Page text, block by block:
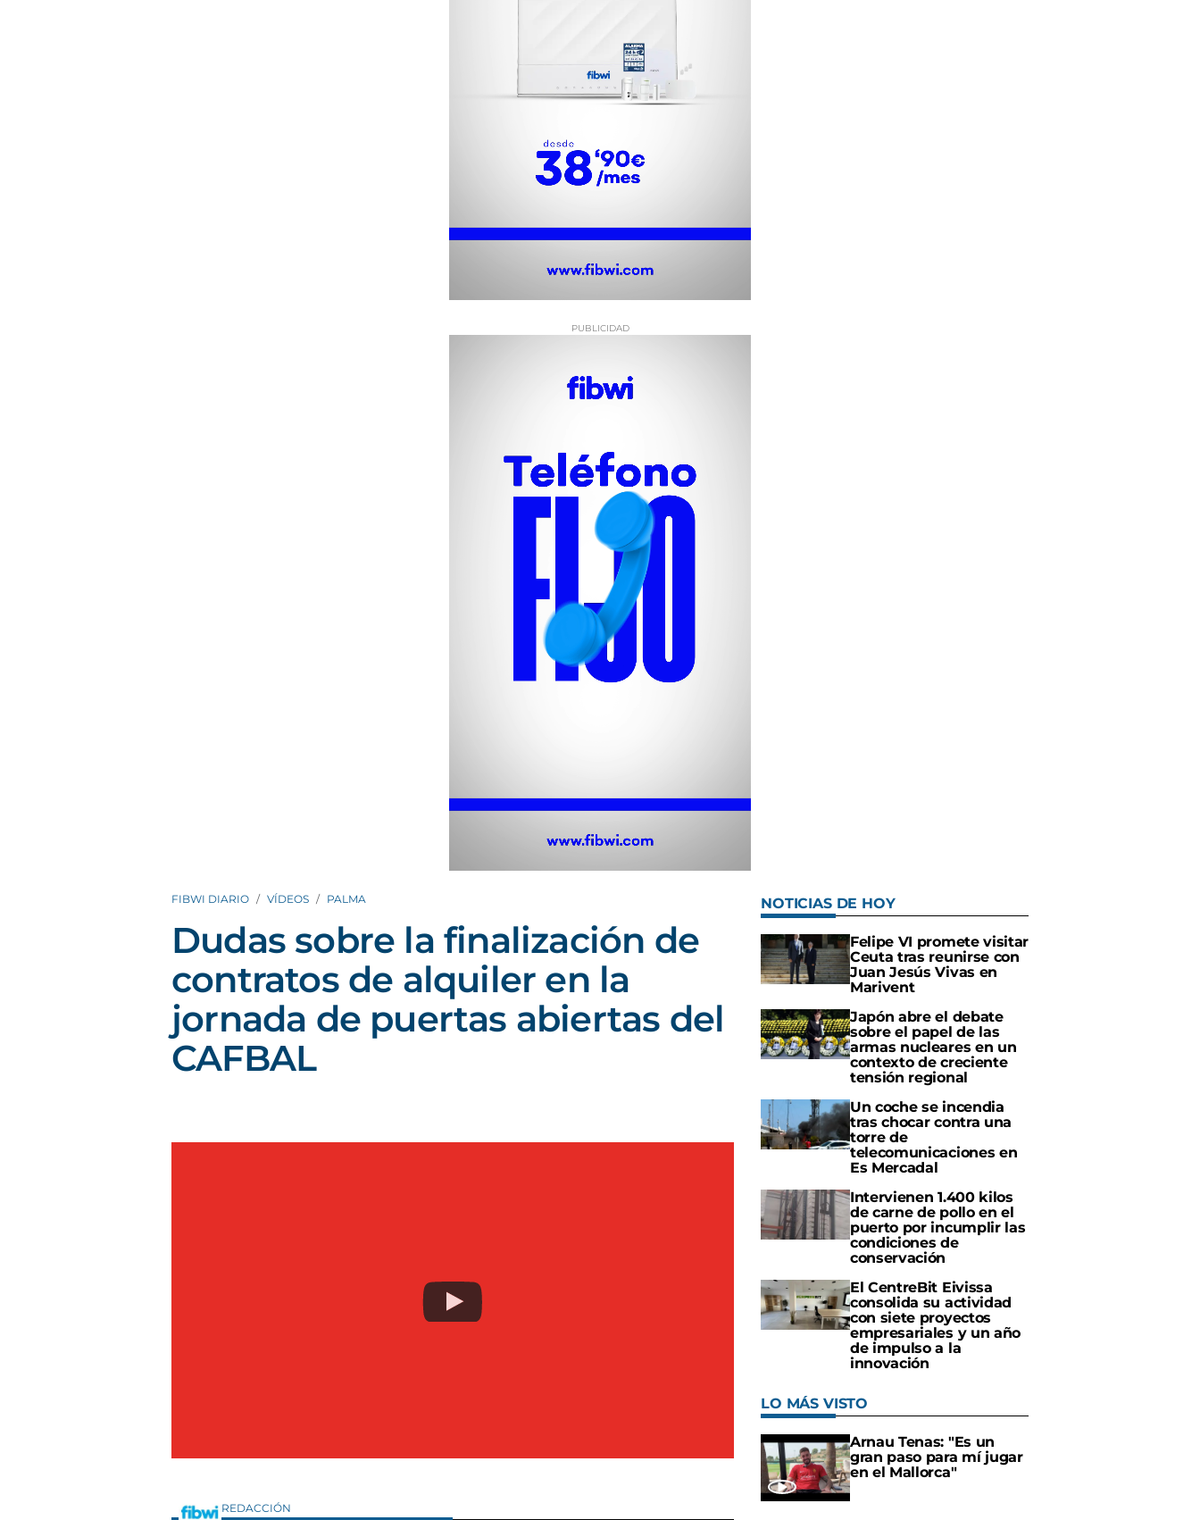
FIBWI DIARIO VÍDEOS PALMA
Dudas sobre la finalización de
contratos de alquiler en la
jornada de puertas abiertas del
CAFBAL
REDACCIÓN
NOTICIAS DE HOY
Felipe VI promete visitar
Ceuta tras reunirse con
Juan Jesús Vivas en
Marivent
Japón abre el debate
sobre el papel de las
armas nucleares en un
contexto de creciente
tensión regional
Un coche se incendia
tras chocar contra una
torre de
telecomunicaciones en
Es Mercadal
Intervienen 1.400 kilos
de carne de pollo en el
puerto por incumplir las
condiciones de
conservación
El CentreBit Eivissa
consolida su actividad
con siete proyectos
empresariales y un año
de impulso a la
innovación
LO MÁS VISTO
Arnau Tenas: "Es un
gran paso para mí jugar
en el Mallorca"